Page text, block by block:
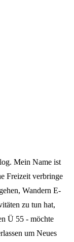
Mein Name ist
Freizeit verbringe
Wandern E-
zu tun hat,
Ü 55 - möchte
um Neues